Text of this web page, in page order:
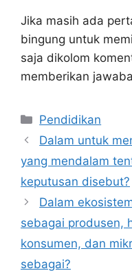
Jika masih ada
bingung untuk
saja dikolom
memberikan
Kategori
Pendidikan
Dalam untuk
yang mendalam
keputusan disebut?
Dalam
sebagai produsen,
konsumen, dan
sebagai?